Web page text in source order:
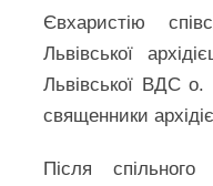
Євхаристію
Львівської
Львівської ВДС
священники
Після